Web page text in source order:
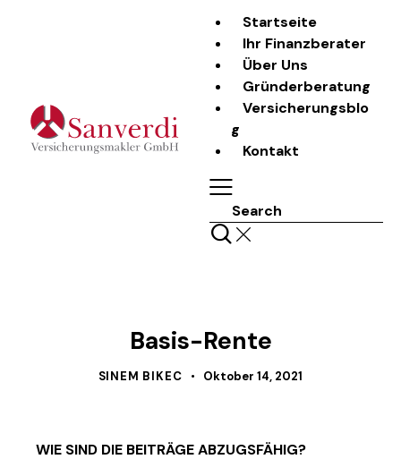
Startseite
Ihr Finanzberater
Über Uns
Gründerberatung
Versicherungsblo
g
Kontakt
Search
Basis-Rente
SINEM BIKEC Oktober 14, 2021
WIE SIND DIE BEITRÄGE ABZUGSFÄHIG?